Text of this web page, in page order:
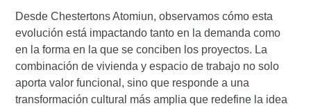
DesdeChestertons Atomiun, observamos cómo esta
evolución está impactando tanto en la demanda como
en la forma en la que se conciben los proyectos. La
combinación de vivienda y espacio de trabajo no solo
aporta valor funcional, sino que responde a una
transformación cultural más amplia que redefine la idea